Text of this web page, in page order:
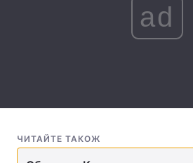
Статті
Послуги
ad
ЧИТАЙТЕ ТАКОЖ